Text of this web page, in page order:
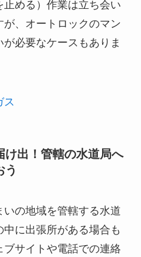
止める）作業は立ち会い
、オートロックのマン
必要なケースもありま
ス
け出！管轄の水道局へ
う
の地域を管轄する水道
に出張所がある場合も
サイトや電話での連絡